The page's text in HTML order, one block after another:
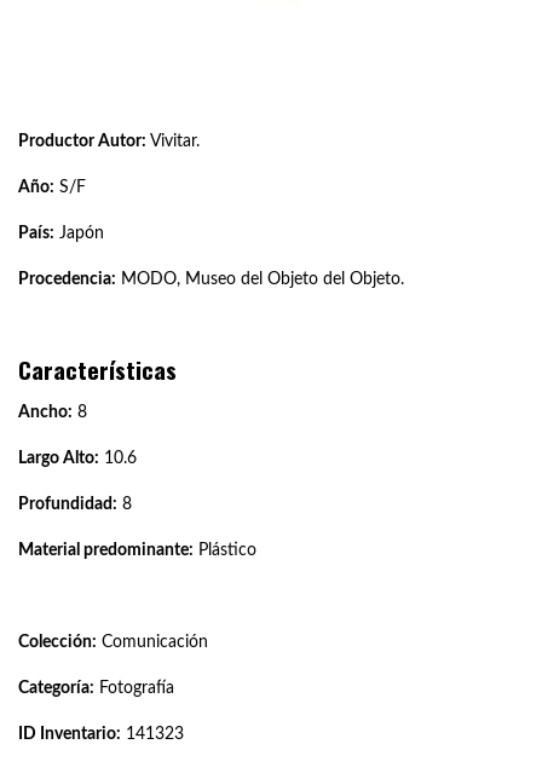
Productor Autor: Vivitar.
Año: S/F
País: Japón
Procedencia: MODO, Museo del Objeto del Objeto.
Características
Ancho: 8
Largo Alto: 10.6
Profundidad: 8
Material predominante: Plástico
Colección: Comunicación
Categoría: Fotografía
ID Inventario: 141323